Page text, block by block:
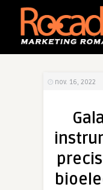
nov. 16, 2022